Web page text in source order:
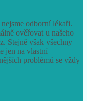
odborní lékaři.
ověřovat u našeho
Stejně však všechny
jen na vlastní
problémů se vždy